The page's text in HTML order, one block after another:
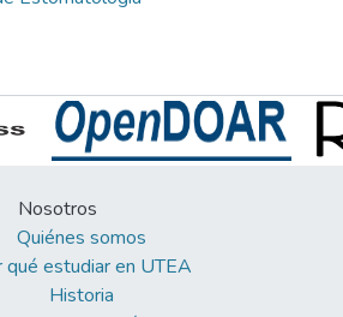
Nosotros
Quiénes somos
qué estudiar en UTEA
Historia